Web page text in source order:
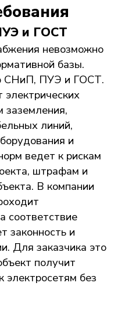
и ГОСТ
невозможно
базы.
СНиП, ПУЭ и ГОСТ.
заземления,
линий,
и
ведет к рискам
штрафам и
В компании
соответствие
законность и
Для заказчика это
получит
без